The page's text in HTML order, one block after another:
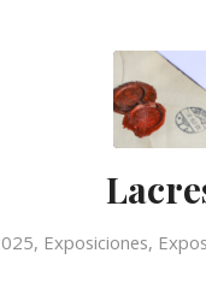
, Exposiciones,